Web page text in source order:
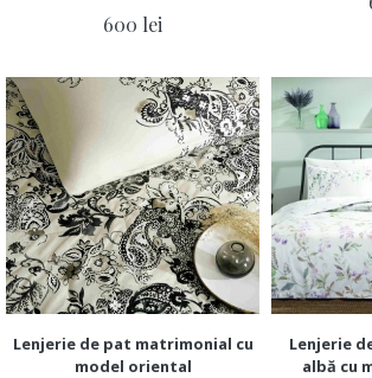
600 lei
Lenjerie de pat matrimonial cu
model oriental
Lenjerie
albă cu